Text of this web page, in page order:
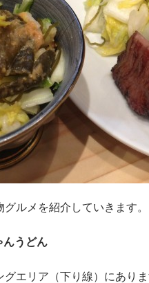
ルメを紹介していきます。
んうどん
エリア（下り線）にあり